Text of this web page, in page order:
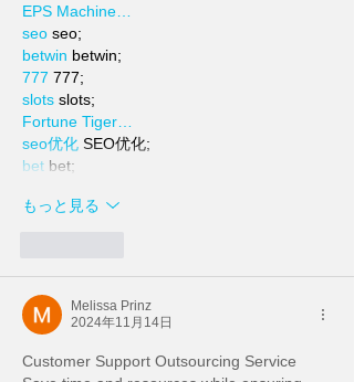
EPS Machine…
seo seo;
betwin betwin;
777 777;
slots slots;
Fortune Tiger…
seo优化 SEO优化;
bet bet;
もっと見る
Melissa Prinz
2024年11月14日
Customer Support Outsourcing Service